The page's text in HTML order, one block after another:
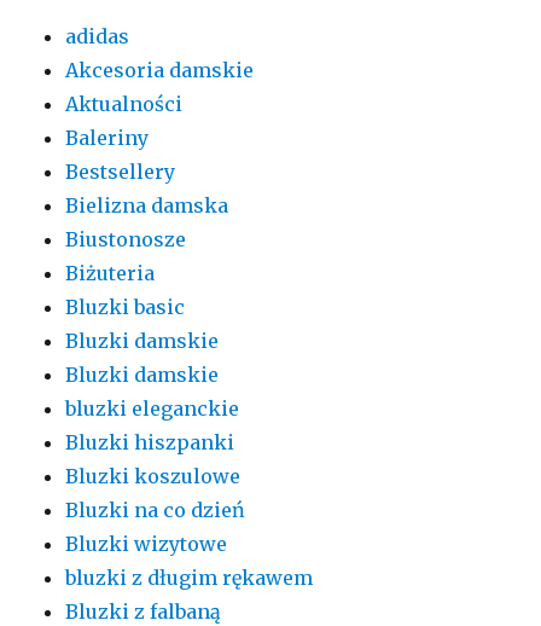
adidas
Akcesoria damskie
Aktualności
Baleriny
Bestsellery
Bielizna damska
Biustonosze
Biżuteria
Bluzki basic
Bluzki damskie
Bluzki damskie
bluzki eleganckie
Bluzki hiszpanki
Bluzki koszulowe
Bluzki na co dzień
Bluzki wizytowe
bluzki z długim rękawem
Bluzki z falbaną